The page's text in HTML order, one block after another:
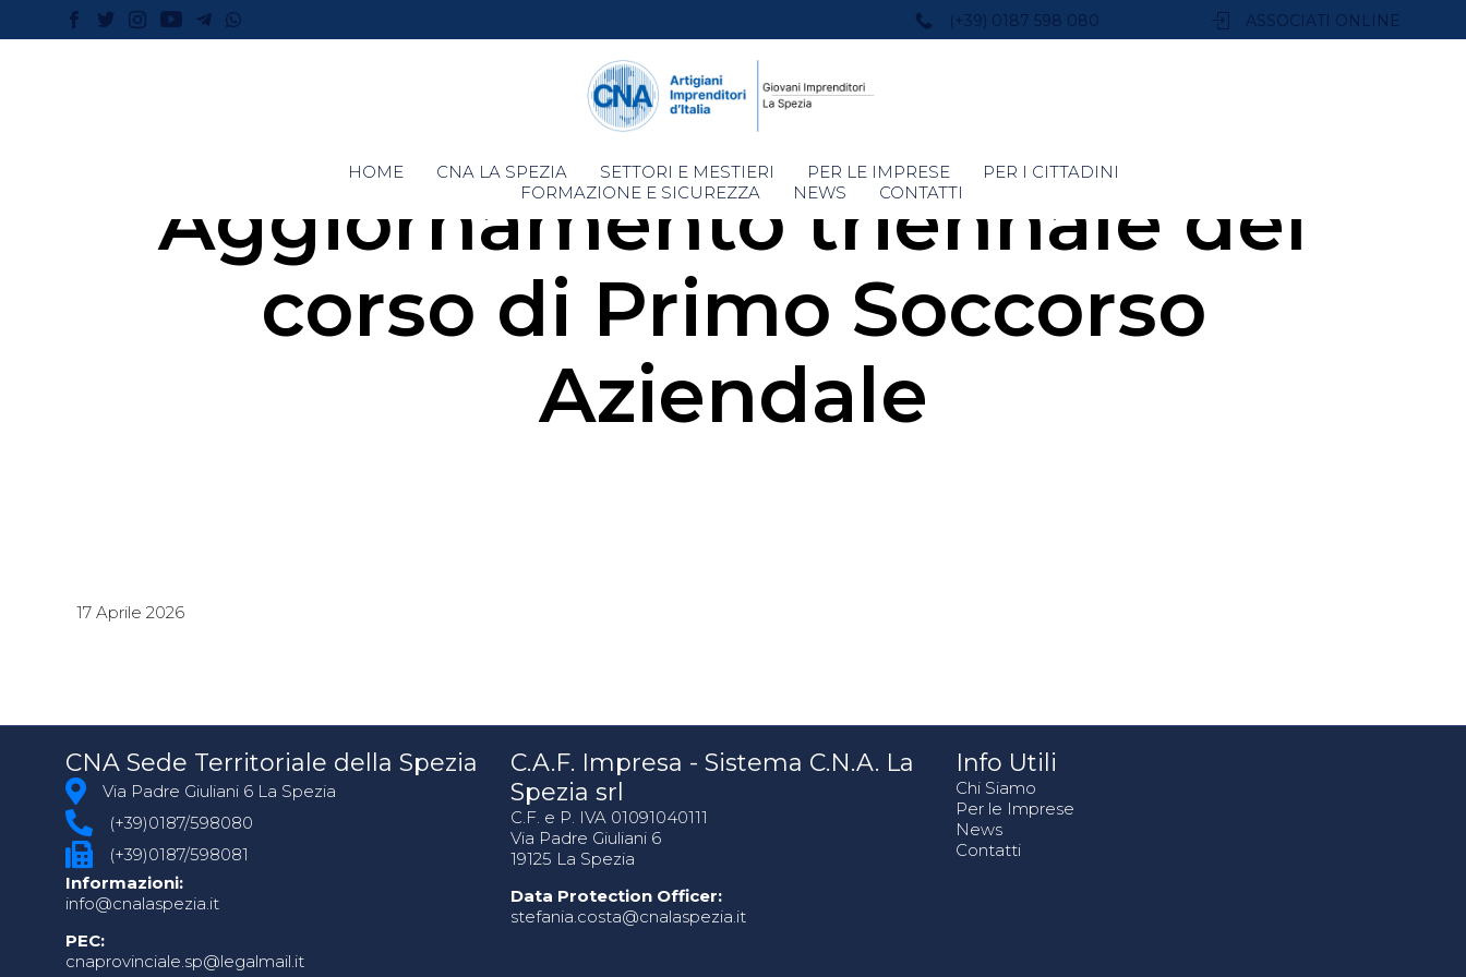
(+39) 0187 598 080 ASSOCIATI ONLINE
Skip
to
HOME CNA LA SPEZIA SETTORI E MESTIERI PER LE IMPRESE
PER I CITTADINI
FORMAZIONE E SICUREZZA
NEWS CONTATTI
Aggiornamento triennale del
corso di Primo Soccorso
Aziendale
17 Aprile 2026
CNA Sede Territoriale della Spezia
Via Padre Giuliani 6 La Spezia
(+39)0187/598080
(+39)0187/598081
Informazioni:
info@cnalaspezia.it
PEC:
cnaprovinciale.sp@legalmail.it
C.A.F. Impresa - Sistema C.N.A. La
Spezia srl
C.F. e P. IVA 01091040111
Via Padre Giuliani 6
19125 La Spezia
Data Protection Officer:
stefania.costa@cnalaspezia.it
Info Utili
Chi Siamo
Per le Imprese
News
Contatti